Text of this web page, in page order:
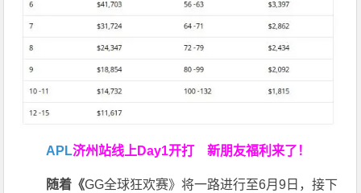
APL济州站线上Day1开打新朋友福利来了！
随着《GG全球狂欢赛》将一路进行至6月9日，接下